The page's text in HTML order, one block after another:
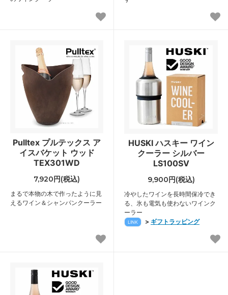
Pulltex プルテックス ア
イスバケット ウッド
TEX301WD
7,920円(税込)
まるで本物の木で作ったように見
えるワイン＆シャンパンクーラー
HUSKI ハスキー ワイン
クーラー シルバー
LS100SV
9,900円(税込)
冷やしたワインを長時間保冷でき
る、氷も電気も使わないワインク
ーラー
LINK > ギフトラッピング